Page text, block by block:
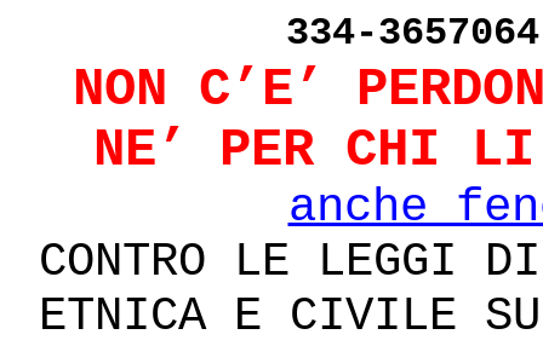
334-
NON C’E’
NE’ PER CHI LI
anche
CONTRO LE LEGGI
ETNICA E CIVILE